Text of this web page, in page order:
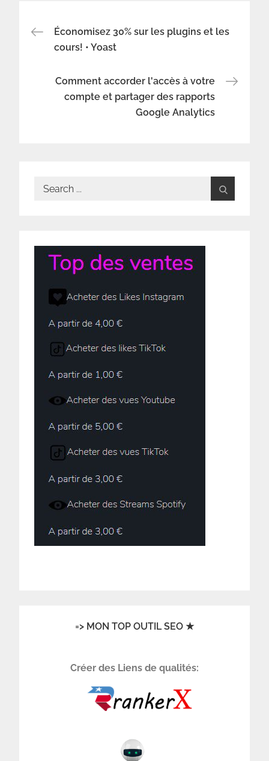
Navigation
de
l’article
Économisez 30% sur les plugins et les
cours! • Yoast
Comment accorder l'accès à votre
compte et partager des rapports
Google Analytics
Search
=> MON TOP OUTIL SEO ★
Créer des Liens de qualités: